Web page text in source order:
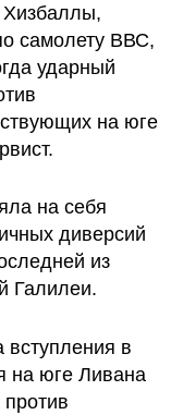
Хизбаллы,
самолету ВВС,
ударный
на юге
на себя
диверсий
из
Галилеи.
в
на юге Ливана